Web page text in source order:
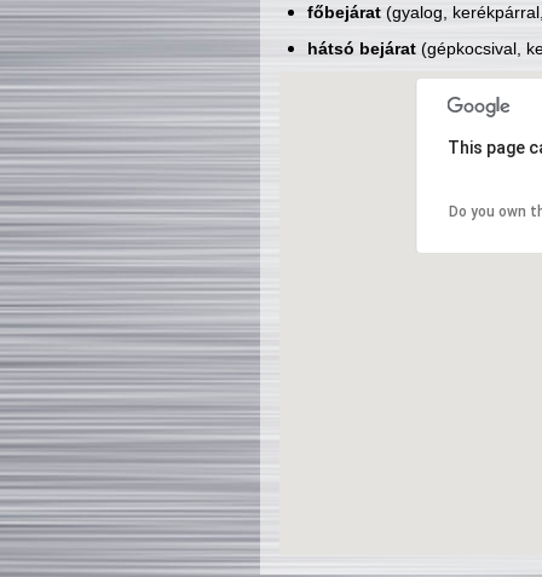
főbejárat(gyalog,
hátsó bejárat(gépkocsival,
This page
Do you own